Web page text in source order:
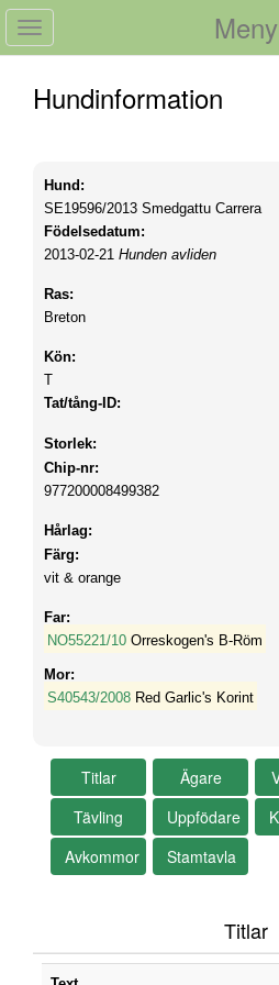
Meny
Toggle
navigation
Hundinformation
Hund:
SE19596/2013 Smedgattu Carrera
Födelsedatum:
2013-02-21 Hunden avliden
Ras:
Breton
Kön:
T
Tat/tång-ID:
Storlek:
Chip-nr:
977200008499382
Hårlag:
Färg:
vit & orange
Far:
NO55221/10 Orreskogen's B-Röm
Mor:
S40543/2008 Red Garlic's Korint
Titlar